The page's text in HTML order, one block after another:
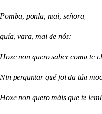
Pomba, ponla, mai, señora,
guía, vara, mai de nós:
Hoxe non quero saber como te
Nin perguntar qué foi da túa
Hoxe non quero máis que te